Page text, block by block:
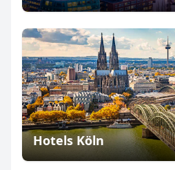
Hotels Köln